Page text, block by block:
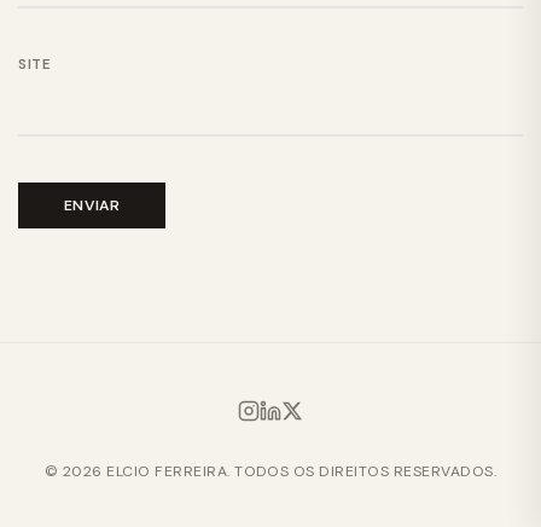
SITE
© 2026 ELCIO FERREIRA. TODOS OS DIREITOS RESERVADOS.